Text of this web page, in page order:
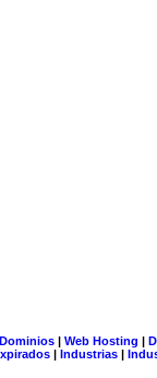
| Web Hosting |
| Industrias |